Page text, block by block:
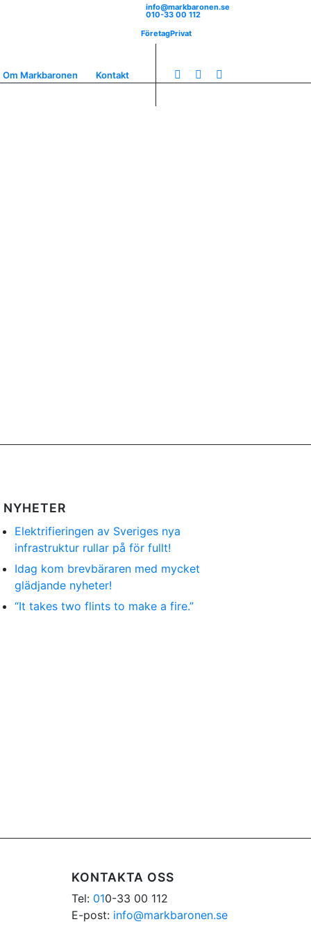
info@markbaronen.se
010-33 00 112
FöretagPrivat
Om Markbaronen Kontakt
NYHETER
Elektrifieringen av Sveriges nya
infrastruktur rullar på för fullt!
Idag kom brevbäraren med mycket
glädjande nyheter!
“It takes two flints to make a fire.”
KONTAKTA OSS
Tel: 010-33 00 112
E-post: info@markbaronen.se